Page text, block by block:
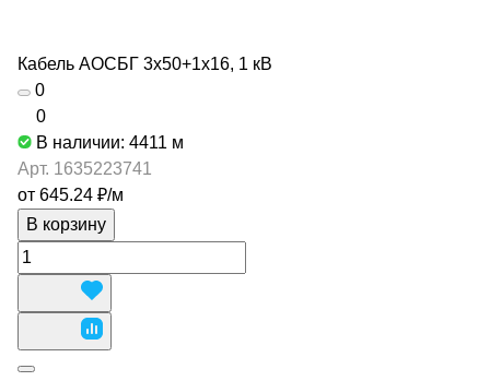
Кабель АОСБГ 3х50+1х16, 1 кВ
0
0
В наличии: 4411 м
Арт. 1635223741
от 645.24 ₽/м
В корзину